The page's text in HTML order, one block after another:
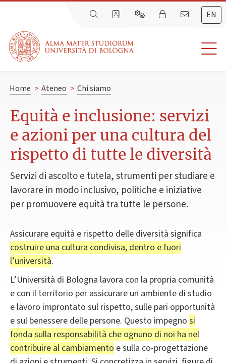
EN
Home > Ateneo > Chi siamo
Equità e inclusione: servizi
e azioni per una cultura del
rispetto di tutte le diversità
Servizi di ascolto e tutela, strumenti per studiare e
lavorare in modo inclusivo, politiche e iniziative
per promuovere equità tra tutte le persone.
Assicurare equità e rispetto delle diversità significa
costruire una cultura condivisa, dentro e fuori
l’università.
L’Università di Bologna lavora con la propria comunità
e con il territorio per assicurare un ambiente di studio
e lavoro improntato sul rispetto, sulle pari opportunità
e sul benessere delle persone. Questo impegno si
fonda sulla responsabilità che ognuno di noi ha nel
contribuire al cambiamento e sulla co-progettazione